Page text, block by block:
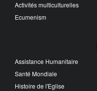
Activités multiculturelles
Ecumenism
Assistance Humanitaire
Santé Mondiale
Histoire de l'Eglise